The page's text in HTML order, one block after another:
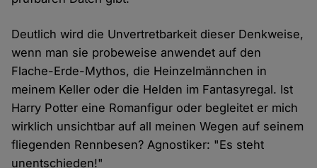
Deutlich wird die Unvertretbarkeit dieser Denkweise,
wenn man sie probeweise anwendet auf den
Flache-Erde-Mythos, die Heinzelmännchen in
meinem Keller oder die Helden im Fantasyregal. Ist
Harry Potter eine Romanfigur oder begleitet er mich
wirklich unsichtbar auf all meinen Wegen auf seinem
fliegenden Rennbesen? Agnostiker: "Es steht
unentschieden!"